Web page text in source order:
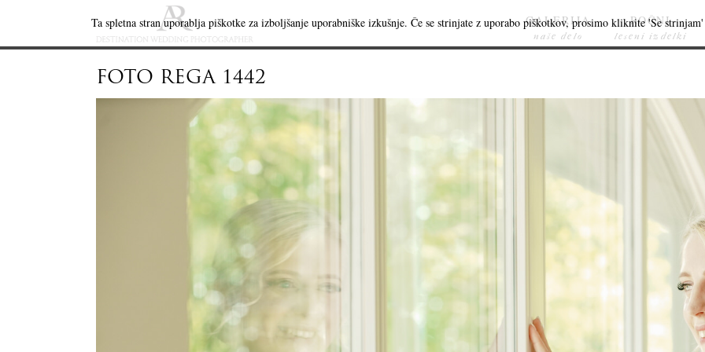
GALERIJA
naše delo
ROČNI
leseni izdelki
FOTO REGA 1442
Ta spletna stran uporablja piškotke za izboljšanje uporabniške izkušnje. Če se strinjate z uporabo piškotkov, prosimo kliknite 'Se